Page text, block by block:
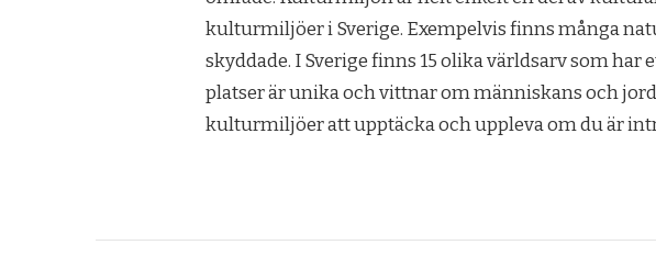
kulturmiljöer i Sverige. Exempelvis finns många
skyddade. I Sverige finns 15 olika världsarv som
platser är unika och vittnar om människans och
kulturmiljöer att upptäcka och uppleva om du är